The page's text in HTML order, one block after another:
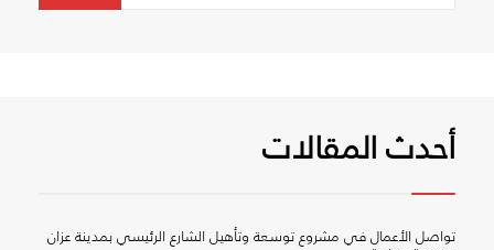
أحدث المقالات
تواصل الأعمال في مشروع توسعة وتأهيل الشارع الرئيسي بمدينة عزان